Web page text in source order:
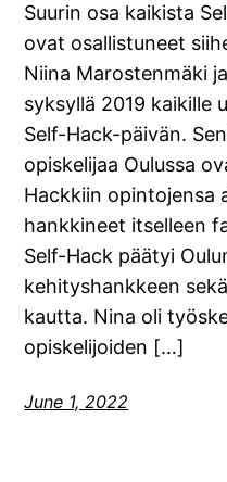
Suurin osa kaikista
ovat osallistuneet
Niina Marostenmäki
syksyllä 2019 kaikille
Self-Hack-päivän.
opiskelijaa Oulussa
Hackkiin opintojensa
hankkineet itselleen
Self-Hack päätyi
kehityshankkeen
kautta. Nina oli
opiskelijoiden […]
June 1, 2022